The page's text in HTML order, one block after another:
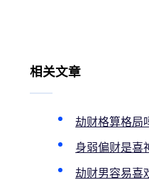
相关文章
劫财格算格局
身弱偏财是喜
劫财男容易喜